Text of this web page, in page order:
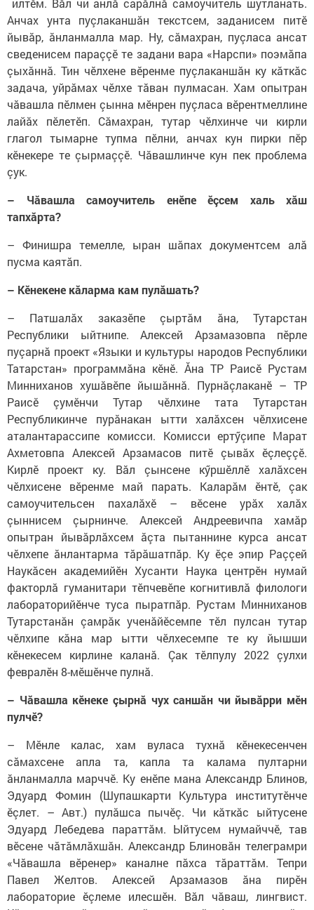
илтӗм. Вăл чи анлă сарăлнă самоучитель шутланать.
Анчах унта пуçлаканшăн текстсем, заданисем питӗ
йывăр, ăнланмалла мар. Ну, сăмахран, пуçласа ансат
сведенисем параççӗ те задани вара «Нарспи» поэмăпа
çыхăннă. Тин чӗлхене вӗренме пуçлаканшăн ку кăткăс
задача, уйрăмах чӗлхе тăван пулмасан. Хам опытран
чăвашла пӗлмен çынна мӗнрен пуçласа вӗрентмеллине
лайăх пӗлетӗп. Сăмахран, тутар чӗлхинче чи кирли
глагол тымарне тупма пӗлни, анчах кун пирки пӗр
кӗнекере те çырмаççӗ. Чăвашлинче кун пек проблема
çук.
– Чăвашла самоучитель енӗпе ӗçсем халь хăш
тапхăрта?
– Финишра темелле, ыран шăпах документсем алă
пусма каятăп.
– Кӗнекене кăларма кам пулăшать?
– Патшалăх заказӗпе çыртăм ăна, Тутарстан
Республики ыйтнипе. Алексей Арзамазовпа пӗрле
пуçарнă проект «Языки и культуры народов Республики
Татарстан» программăна кӗнӗ. Ăна ТР Раисӗ Рустам
Минниханов хушăвӗпе йышăннă. Пурнăçлаканӗ – ТР
Раисӗ çумӗнчи Тутар чӗлхине тата Тутарстан
Республикинче пурăнакан ытти халăхсен чӗлхисене
аталантарассипе комисси. Комисси ертӳçипе Марат
Ахметовпа Алексей Арзамасов питӗ çывăх ӗçлеççӗ.
Кирлӗ проект ку. Вăл çынсене кӳршӗллӗ халăхсен
чӗлхисене вӗренме май парать. Каларăм ӗнтӗ, çак
самоучительсен пахалăхӗ – вӗсене урăх халăх
çыннисем çырнинче. Алексей Андреевичпа хамăр
опытран йывăрлăхсем ăçта пытаннине курса ансат
чӗлхепе ăнлантарма тăрăшатпăр. Ку ӗçе эпир Раççей
Наукăсен академийӗн Хусанти Наука центрӗн нумай
факторлă гуманитари тӗпчевӗпе когнитивлă филологи
лабораторийӗнче туса пыратпăр. Рустам Минниханов
Тутарстанăн çамрăк ученăйӗсемпе тӗл пулсан тутар
чӗлхипе кăна мар ытти чӗлхесемпе те ку йышши
кӗнекесем кирлине каланă. Çак тӗлпулу 2022 çулхи
февралӗн 8-мӗшӗнче пулнă.
– Чăвашла кӗнеке çырнă чух саншăн чи йывăрри мӗн
пулчӗ?
– Мӗнле калас, хам вуласа тухнă кӗнекесенчен
сăмахсене апла та, капла та калама пултарни
ăнланмалла марччӗ. Ку енӗпе мана Александр Блинов,
Эдуард Фомин (Шупашкарти Культура институтӗнче
ӗçлет. – Авт.) пулăшса пычӗç. Чи кăткăс ыйтусене
Эдуард Лебедева параттăм. Ыйтусем нумайччӗ, тав
вӗсене чăтăмлăхшăн. Александр Блиновăн телеграмри
«Чăвашла вӗренер» каналне пăхса тăраттăм. Тепри
Павел Желтов. Алексей Арзамазов ăна пирӗн
лабораторие ӗçлеме илесшӗн. Вăл чăваш, лингвист.